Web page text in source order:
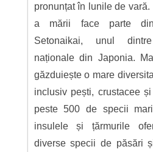
pronunțat în lunile de
a mării face parte din
Setonaikai, unul
naționale din Japonia.
găzduiește o mare
inclusiv pești, crustacee
peste 500 de specii
insulele și țărmurile
diverse specii de păsări